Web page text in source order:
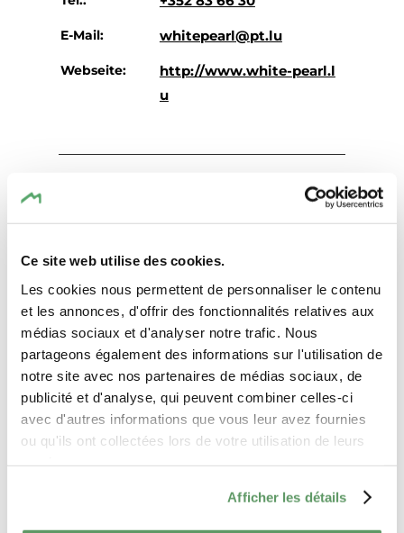
Ce site web utilise des cookies.
Les cookies nous permettent de personnaliser le contenu
et les annonces, d'offrir des fonctionnalités relatives aux
médias sociaux et d'analyser notre trafic. Nous
partageons également des informations sur l'utilisation de
notre site avec nos partenaires de médias sociaux, de
publicité et d'analyse, qui peuvent combiner celles-ci
avec d'autres informations que vous leur avez fournies
ou qu'ils ont collectées lors de votre utilisation de leurs
Afficher les détails
E-Mail: whitepearl@pt.lu
Webseite:
http://www.white-pearl.l
u
Anreise planen
Anfragen